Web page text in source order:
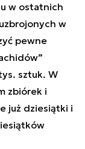
w ostatnich
w
pewne
sztuk. W
zbiórek i
już dziesiątki i